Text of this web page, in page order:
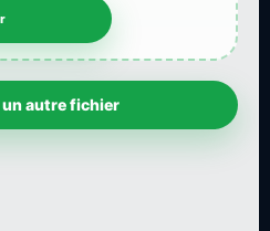
autre fichier